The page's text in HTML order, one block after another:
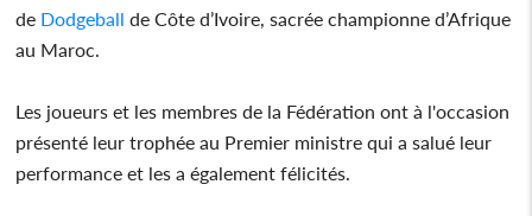
de Dodgeball de Côte d’Ivoire, sacrée championne d’Afrique
au Maroc.
Les joueurs et les membres de la Fédération ont à l'occasion
présenté leur trophée au Premier ministre qui a salué leur
performance et les a également félicités.